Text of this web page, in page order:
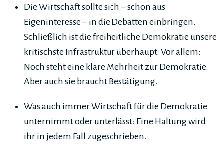
Die Wirtschaft sollte sich – schon aus
Eigeninteresse – in die Debatten einbringen.
Schließlich ist die freiheitliche Demokratie unsere
kritischste Infrastruktur überhaupt. Vor allem:
Noch steht eine klare Mehrheit zur Demokratie.
Aber auch sie braucht Bestätigung.
Was auch immer Wirtschaft für die Demokratie
unternimmt oder unterlässt: Eine Haltung wird
ihr in jedem Fall zugeschrieben.